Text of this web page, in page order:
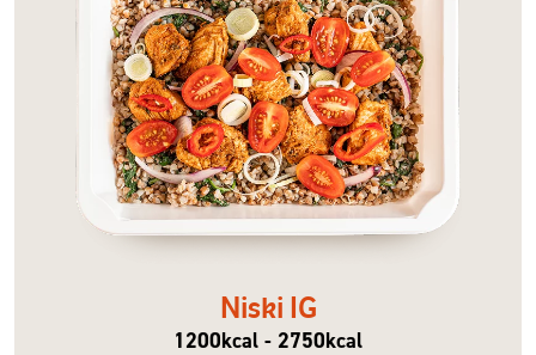
Niski IG
1200kcal - 2750kcal